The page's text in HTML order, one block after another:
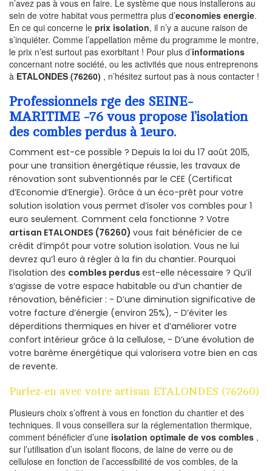
n’avez pas à vous en faire. Le système que nous installerons au
sein de votre habitat vous permettra plus d’economies energie.
En ce qui concerne le prix isolation, il n’y a aucune raison de
s’inquiéter. Comme l’appellation même du programme le montre,
le prix n’est surtout pas exorbitant ! Pour plus d’informations
concernant notre société, ou les activités que nous entreprenons
à ETALONDES (76260) , n’hésitez surtout pas à nous contacter !
Professionnels rge des SEINE-
MARITIME -76 vous propose l’isolation
des combles perdus à 1euro.
Comment est-ce possible ? Depuis la loi du 17 août 2015,
pour une transition énergétique réussie, les travaux de
rénovation sont subventionnés par le CEE (Certificat
d’Economie d’Energie). Grâce à un éco-prêt pour votre
solution isolation vous permet d’isoler vos combles pour 1
euro seulement. Comment cela fonctionne ? Votre
artisan ETALONDES (76260) vous fait bénéficier de ce
crédit d’impôt pour votre solution isolation. Vous ne lui
devrez qu’1 euro à régler à la fin du chantier. Pourquoi
l’isolation des combles perdus est-elle nécessaire ? Qu’il
s’agisse de votre espace habitable ou d’un chantier de
rénovation, bénéficier : - D’une diminution significative de
votre facture d’énergie (environ 25%), - D’éviter les
déperditions thermiques en hiver et d’améliorer votre
confort intérieur grâce à la cellulose, - D’une évolution de
votre barème énergétique qui valorisera votre bien en cas
de revente.
Parlez-en avec votre artisan ETALONDES (76260)
Plusieurs choix s’offrent à vous en fonction du chantier et des
techniques. Il vous conseillera sur la réglementation thermique,
comment bénéficier d’une isolation optimale de vos combles ,
sur l’utilisation d’un isolant flocons, de laine de verre ou de
cellulose en fonction de l’accessibilité de vos combles, de la